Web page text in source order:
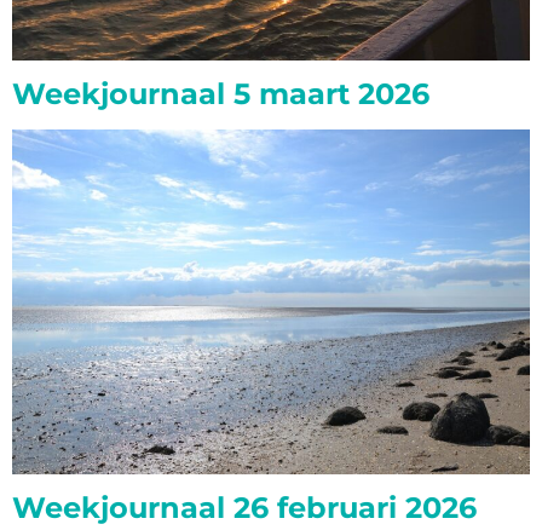
Weekjournaal 5 maart 2026
Weekjournaal 26 februari 2026